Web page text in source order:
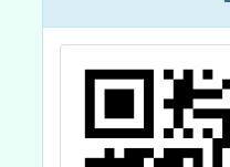
情緒教
SDGs議
教案分